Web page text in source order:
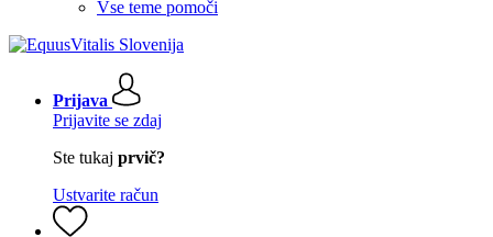
Vse teme pomoči
Prijava
Prijavite se zdaj
Ste tukaj prvič?
Ustvarite račun